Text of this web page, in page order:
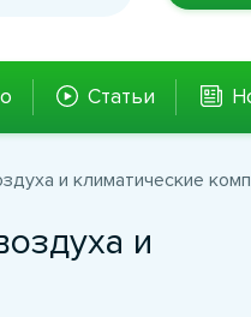
Статьи
и климатические
и